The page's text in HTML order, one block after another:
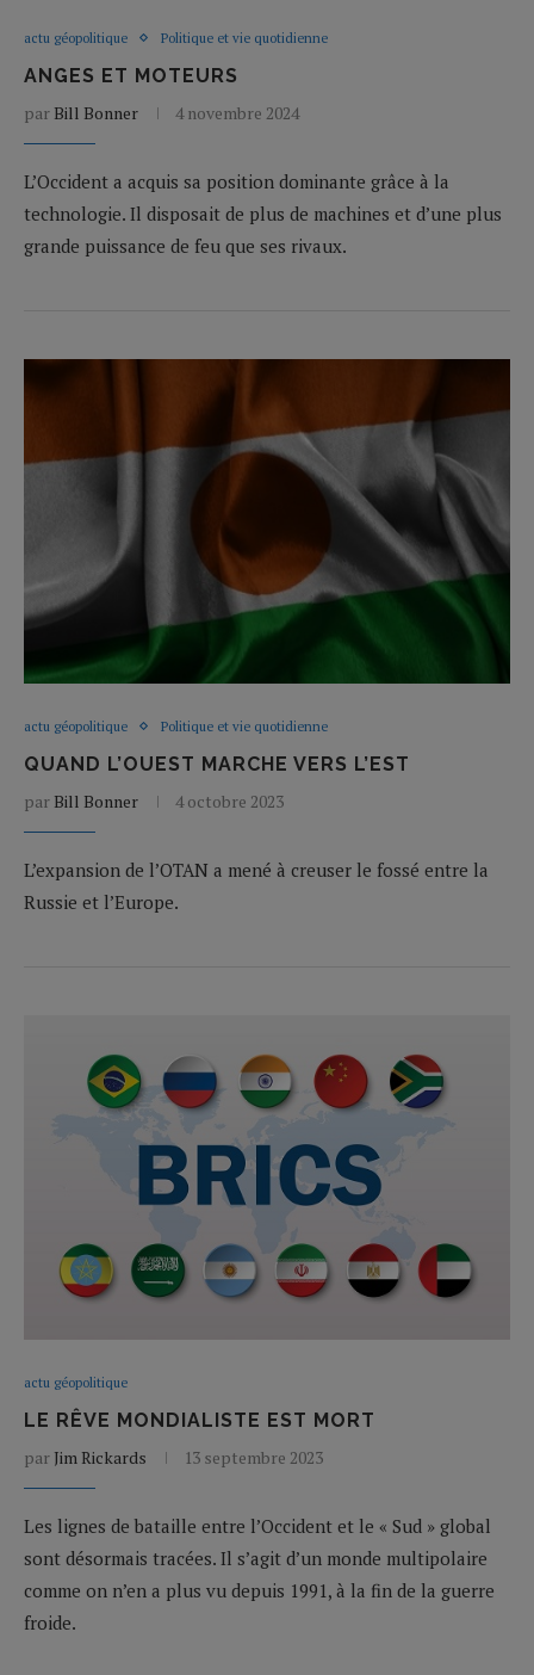
actu géopolitique Politique et vie quotidienne
ANGES ET MOTEURS
par Bill Bonner 4 novembre 2024
L’Occident a acquis sa position dominante grâce à la
technologie. Il disposait de plus de machines et d’une plus
grande puissance de feu que ses rivaux.
actu géopolitique Politique et vie quotidienne
QUAND L’OUEST MARCHE VERS L’EST
par Bill Bonner 4 octobre 2023
L’expansion de l’OTAN a mené à creuser le fossé entre la
Russie et l’Europe.
actu géopolitique
LE RÊVE MONDIALISTE EST MORT
par Jim Rickards 13 septembre 2023
Les lignes de bataille entre l’Occident et le « Sud » global
sont désormais tracées. Il s’agit d’un monde multipolaire
comme on n’en a plus vu depuis 1991, à la fin de la guerre
froide.